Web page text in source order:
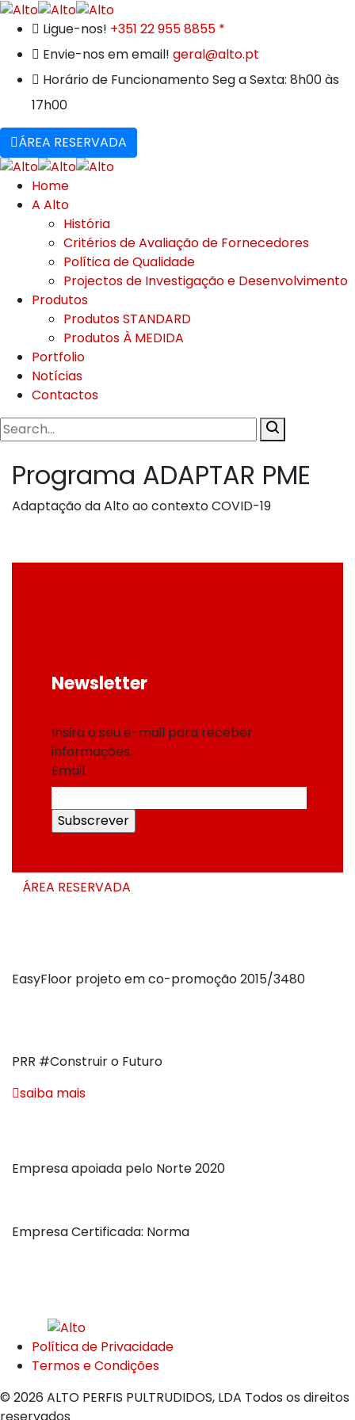
Ligue-nos! +351 22 955 8855 *
Envie-nos em email! geral@alto.pt
Horário de FuncionamentoSeg a Sexta: 8h00 às
17h00
ÁREA RESERVADA
Home
A Alto
História
Critérios de Avaliação de Fornecedores
Política de Qualidade
Projectos de Investigação e Desenvolvimento
Produtos
Produtos STANDARD
Produtos À MEDIDA
Portfolio
Notícias
Contactos
Programa ADAPTAR PME
Adaptação da Alto ao contexto COVID-19
Newsletter
Insira o seu e-mail para receber
informações.
Email
ÁREA RESERVADA
EasyFloor projeto em co-promoção 2015/3480
PRR #Construir o Futuro
saiba mais
Empresa apoiada pelo Norte 2020
Empresa Certificada: Norma
Política de Privacidade
Termos e Condições
© 2026 ALTO PERFIS PULTRUDIDOS, LDA Todos os direitos
reservados